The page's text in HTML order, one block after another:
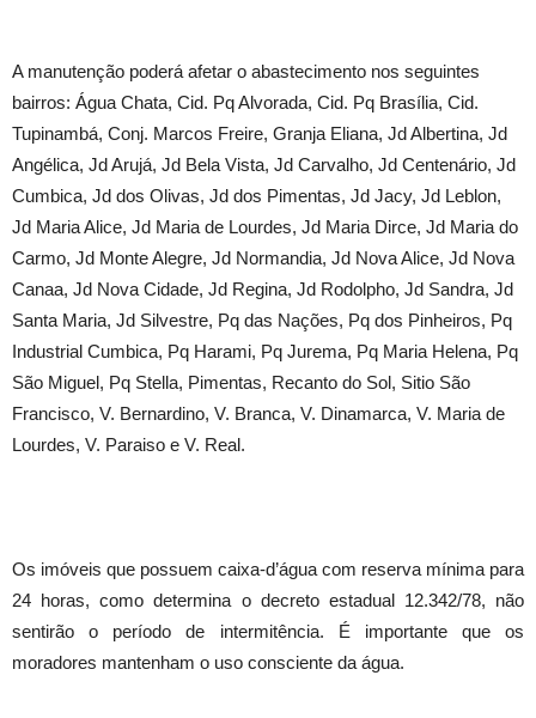
A manutenção poderá afetar o abastecimento nos seguintes
bairros: Água Chata, Cid. Pq Alvorada, Cid. Pq Brasília, Cid.
Tupinambá, Conj. Marcos Freire, Granja Eliana, Jd Albertina, Jd
Angélica, Jd Arujá, Jd Bela Vista, Jd Carvalho, Jd Centenário, Jd
Cumbica, Jd dos Olivas, Jd dos Pimentas, Jd Jacy, Jd Leblon,
Jd Maria Alice, Jd Maria de Lourdes, Jd Maria Dirce, Jd Maria do
Carmo, Jd Monte Alegre, Jd Normandia, Jd Nova Alice, Jd Nova
Canaa, Jd Nova Cidade, Jd Regina, Jd Rodolpho, Jd Sandra, Jd
Santa Maria, Jd Silvestre, Pq das Nações, Pq dos Pinheiros, Pq
Industrial Cumbica, Pq Harami, Pq Jurema, Pq Maria Helena, Pq
São Miguel, Pq Stella, Pimentas, Recanto do Sol, Sitio São
Francisco, V. Bernardino, V. Branca, V. Dinamarca, V. Maria de
Lourdes, V. Paraiso e V. Real.
Os imóveis que possuem caixa-d’água com reserva mínima para
24 horas, como determina o decreto estadual 12.342/78, não
sentirão o período de intermitência. É importante que os
moradores mantenham o uso consciente da água.